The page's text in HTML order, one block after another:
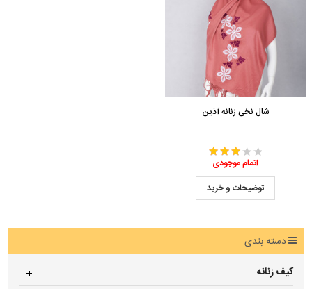
شال نخی زنانه آذین
اتمام موجودی
توضیحات و خرید
دسته بندی
کیف زنانه